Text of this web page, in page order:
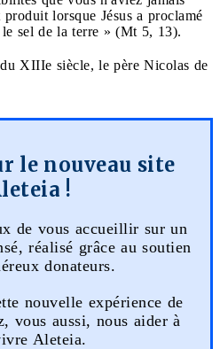
lorsque Jésus a proclamé
sel de la terre » (Mt 5, 13).
XIIIe siècle, le père Nicolas de
le nouveau site
!
de vous accueillir sur un
réalisé grâce au soutien
donateurs.
nouvelle expérience de
vous aussi, nous aider à
Aleteia.